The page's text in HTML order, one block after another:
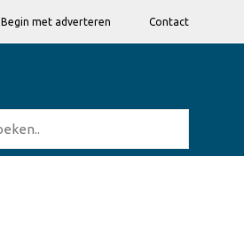
Begin met adverteren Contact